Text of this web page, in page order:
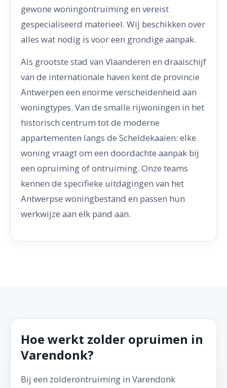
gewone woningontruiming en vereist
gespecialiseerd materieel. Wij beschikken over
alles wat nodig is voor een grondige aanpak.
Als grootste stad van Vlaanderen en draaischijf
van de internationale haven kent de provincie
Antwerpen een enorme verscheidenheid aan
woningtypes. Van de smalle rijwoningen in het
historisch centrum tot de moderne
appartementen langs de Scheldekaaien: elke
woning vraagt om een doordachte aanpak bij
een opruiming of ontruiming. Onze teams
kennen de specifieke uitdagingen van het
Antwerpse woningbestand en passen hun
werkwijze aan elk pand aan.
Hoe werkt zolder opruimen in
Varendonk?
Bij een zolderontruiming in Varendonk